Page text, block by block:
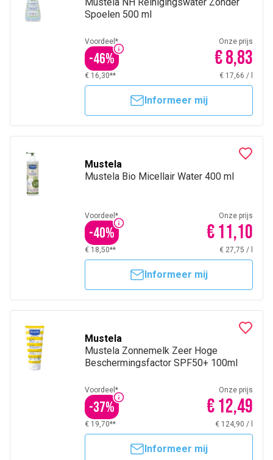
Spoelen 500 ml
Voordeel*
-46%
Onze prijs
€ 8,83
€ 16,30** € 17,66 /
Informeer mij
Mustela
Mustela Bio Micellair Water 400 ml
Voordeel*
-40%
Onze prijs
€ 11,10
€ 18,50** € 27,75 /
Informeer mij
Mustela
Mustela Zonnemelk Zeer Hoge
Beschermingsfactor SPF50+ 100ml
Voordeel*
-37%
Onze prijs
€ 12,49
€ 19,70** € 124,90 /
Informeer mij